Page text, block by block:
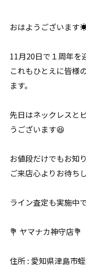
おはようございます
11月20日で１周年を
これもひとえに皆様
ます。
先日はネックレスと
うございます😆
お値段だけでもお知
ご来店心よりお待ち
ライン査定も実施中
💐 ヤマナカ神守店💐
住所 : 愛知県津島市